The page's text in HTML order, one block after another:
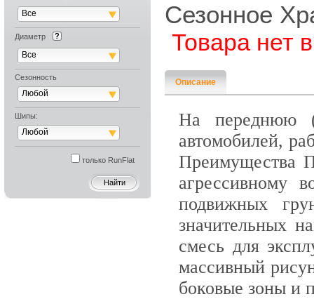
Все
Диаметр
Все
Сезонность
Любой
Шипы:
Любой
только RunFlat
Сезонное
Товара нет
Описание
На переднюю
автомобилей,
Преимущества
агрессивному
подвижных
значительных
смесь для
массивный
боковые зоны и